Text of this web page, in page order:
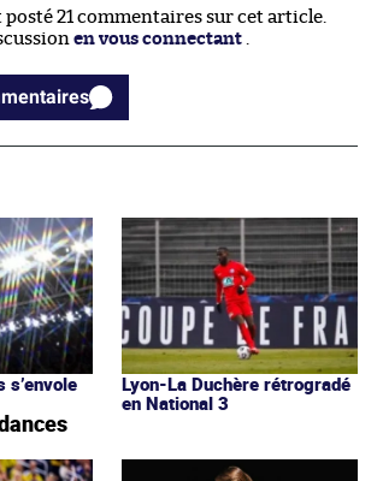
posté 21 commentaires sur cet article.
en vous connectant
commentaires
s’envole
Lyon-La Duchère rétrogradé
en National 3